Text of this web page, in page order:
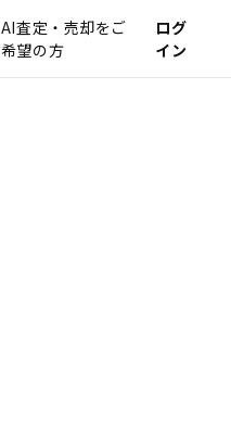
AI査定・売却をご
希望の方
ログ
イン